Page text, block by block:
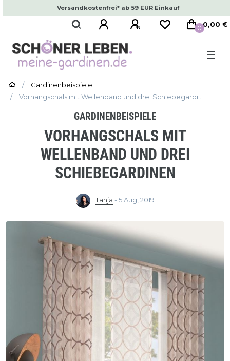
Versandkostenfrei* ab 59 EUR Einkauf
0 0,00 €
☰
Gardinenbeispiele
Vorhangschals mit Wellenband und drei Schiebegardi...
GARDINENBEISPIELE
VORHANGSCHALS MIT
WELLENBAND UND DREI
SCHIEBEGARDINEN
Tanja - 5 Aug, 2019